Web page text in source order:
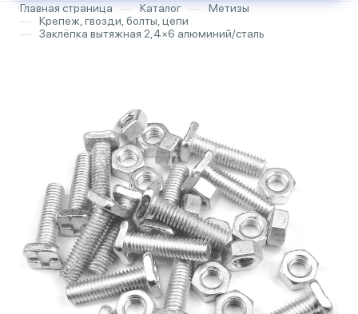
Главная страница — Каталог —
Метизы
—
Крепеж, гвозди, болты, цепи
—
Заклёпка вытяжная 2,4×6 алюминий/сталь